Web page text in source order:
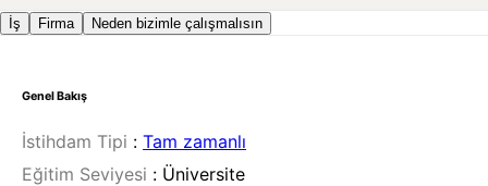
İş Firma Neden bizimle çalışmalısın
Genel Bakış
İstihdam Tipi : Tam zamanlı
Eğitim Seviyesi : Üniversite